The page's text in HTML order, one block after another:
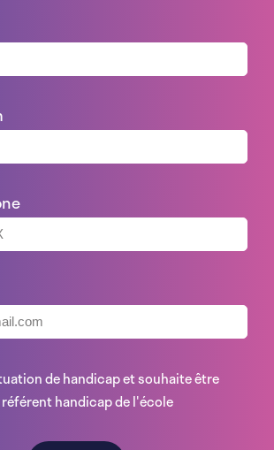
de handicap et souhaite être
handicap de l'école